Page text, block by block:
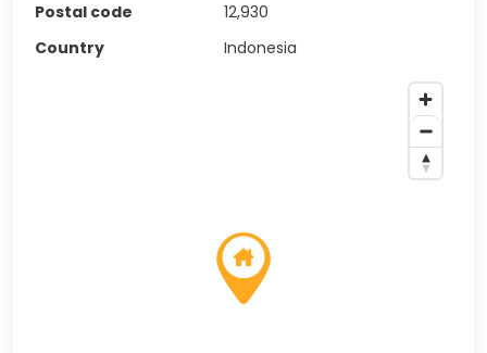
Postal code
12,930
Country
Indonesia